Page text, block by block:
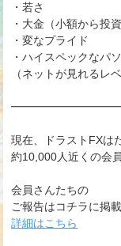
・若さ
・大金（小額から投
・変なプライド
・ハイスペックなパ
（ネットが見れるレ
現在、ドラストFXは
約10,000人近くの会
会員さんたちの
ご報告はコチラに掲
詳細はこちら